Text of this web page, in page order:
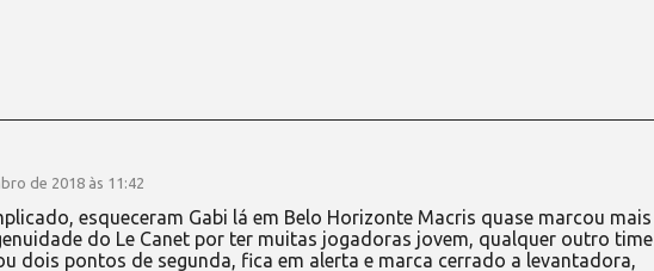
de 2018 às 11:42
esqueceram Gabi lá em Belo Horizonte Macris quase marcou mais
do Le Canet por ter muitas jogadoras jovem, qualquer outro time
dois pontos de segunda, fica em alerta e marca cerrado a levantadora,